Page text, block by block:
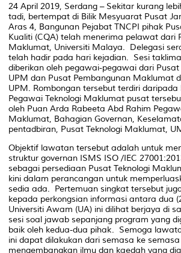
24 April 2019, Serdang – Sekitar kurang
tadi, bertempat di Bilik Mesyuarat Pusat
Aras 4, Bangunan Pejabat TNCPI pihak
Kualiti (CQA) telah menerima pelawat dari
Maklumat, Universiti Malaya. Delegasi
telah hadir pada hari kejadian. Sesi
diberikan oleh pegawai-pegawai dari
UPM dan Pusat Pembangunan Maklumat
UPM. Rombongan tersebut terdiri daripada
Pegawai Teknologi Maklumat pusat
oleh Puan Arda Rabeeta Abd Rahim
Maklumat, Bahagian Governan,
pentadbiran, Pusat Teknologi Maklumat,
Objektif lawatan tersebut adalah untuk
struktur governan ISMS ISO /IEC
sebagai persediaan Pusat Teknologi
kini dalam perancangan untuk
sedia ada. Pertemuan singkat tersebut
kepada perkongsian informasi antara dua
Universiti Awam (UA) ini dilihat berjaya di
sesi soal jawab sepanjang program yang
baik oleh kedua-dua pihak. Semoga
ini dapat dilakukan dari semasa ke
mengembangkan ilmu dan kaedah yang